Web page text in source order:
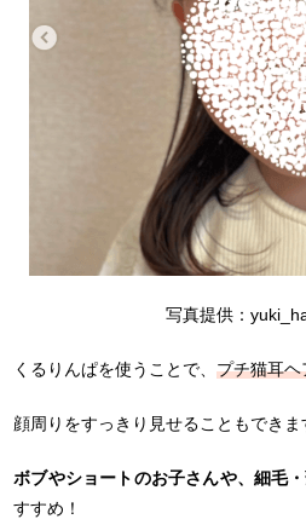
写真提供：
くるりんぱを使うことで、プチ猫耳ヘ
顔周りをすっきり見せることもできま
ボブやショートのお子さんや、細毛
すすめ！